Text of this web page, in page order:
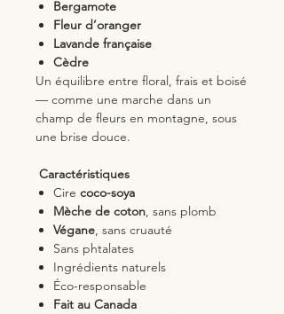
Bergamote
Fleur d’oranger
Lavande française
Cèdre
Un équilibre entre floral, frais et boisé
— comme une marche dans un
champ de fleurs en montagne, sous
une brise douce.
Caractéristiques
Cire coco-soya
Mèche de coton, sans plomb
Végane, sans cruauté
Sans phtalates
Ingrédients naturels
Éco-responsable
Fait au Canada